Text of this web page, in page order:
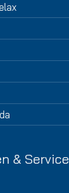
& Service